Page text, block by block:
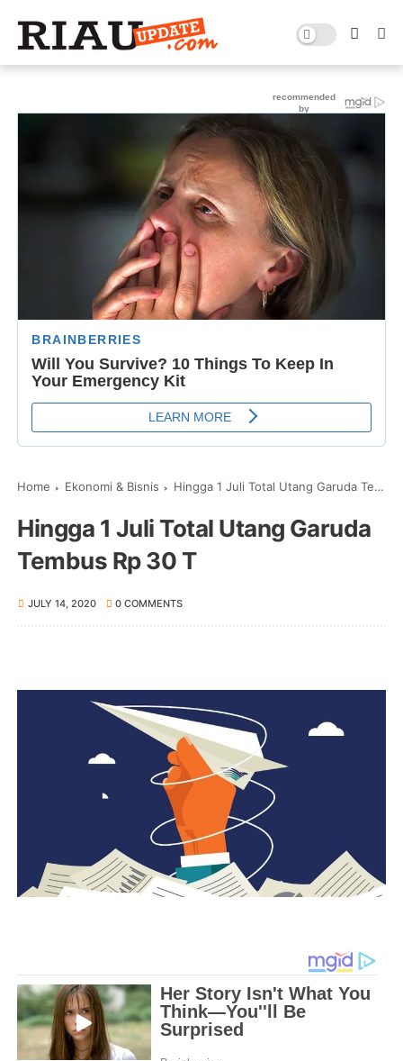
Home Ekonomi & Bisnis Hingga 1 Juli Total Utang Garuda Tembus Rp 30 T
Hingga 1 Juli Total Utang Garuda
Tembus Rp 30 T
JULY 14, 2020 0 COMMENTS